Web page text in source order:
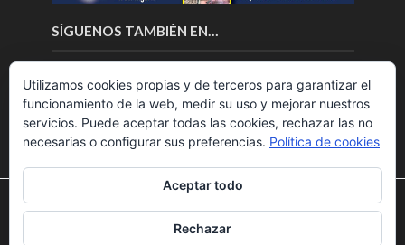
SÍGUENOS TAMBIÉN EN…
Copyright © 2018.Fly News.Noticias aerospacial
Utilizamos cookies para ofrecerte la mejor experiencia en
nuestra web.
Puedes aprender más sobre qué cookies utilizamos o
Utilizamos cookies propias y de terceros para garantizar el
funcionamiento de la web, medir su uso y mejorar nuestros
servicios. Puede aceptar todas las cookies, rechazar las no
necesarias o configurar sus preferencias. Política de cookies
Aceptar todo
Rechazar